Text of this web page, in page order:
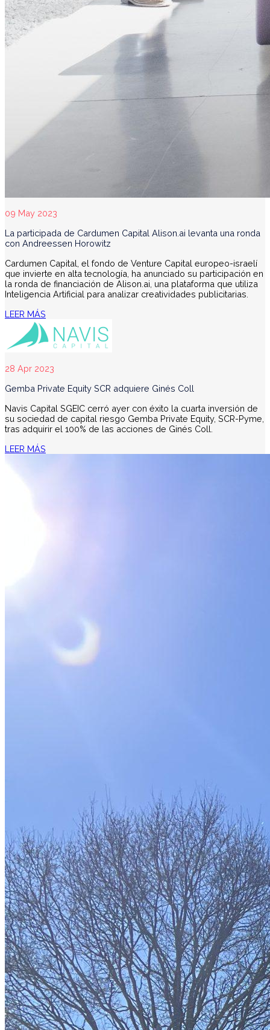
09 May 2023
La participada de Cardumen Capital Alison.ai levanta una ronda
con Andreessen Horowitz
Cardumen Capital, el fondo de Venture Capital europeo-israelí
que invierte en alta tecnología, ha anunciado su participación en
la ronda de financiación de Alison.ai, una plataforma que utiliza
Inteligencia Artificial para analizar creatividades publicitarias.
LEER MÁS
28 Apr 2023
Gemba Private Equity SCR adquiere Ginés Coll
Navis Capital SGEIC cerró ayer con éxito la cuarta inversión de
su sociedad de capital riesgo Gemba Private Equity, SCR-Pyme,
tras adquirir el 100% de las acciones de Ginés Coll.
LEER MÁS